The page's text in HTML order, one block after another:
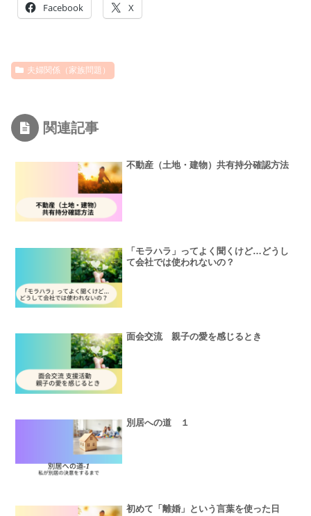
Facebook X
夫婦関係（家族問題）
関連記事
不動産（土地・建物）共有持分確認方法
「モラハラ」ってよく聞くけど…どうし
て会社では使われないの？
面会交流 親子の愛を感じるとき
別居への道 １
初めて「離婚」という言葉を使った日